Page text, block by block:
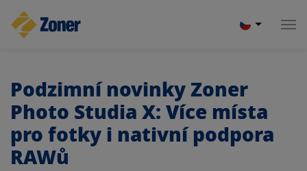
Podzimní novinky Zoner
Photo Studia X: Více místa
pro fotky i nativní podpora
RAWů